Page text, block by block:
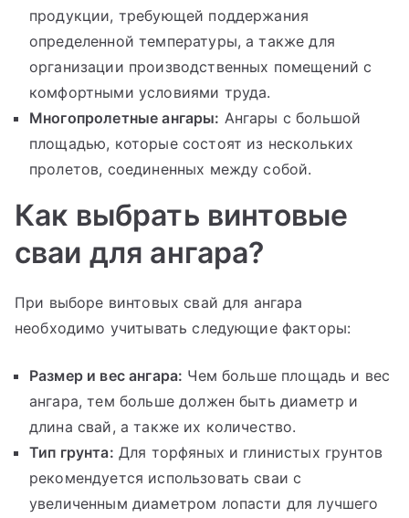
продукции, требующей поддержания
определенной температуры, а также для
организации производственных помещений с
комфортными условиями труда.
Многопролетные ангары: Ангары с большой
площадью, которые состоят из нескольких
пролетов, соединенных между собой.
Как выбрать винтовые
сваи для ангара?
При выборе винтовых свай для ангара
необходимо учитывать следующие факторы:
Размер и вес ангара: Чем больше площадь и вес
ангара, тем больше должен быть диаметр и
длина свай, а также их количество.
Тип грунта: Для торфяных и глинистых грунтов
рекомендуется использовать сваи с
увеличенным диаметром лопасти для лучшего